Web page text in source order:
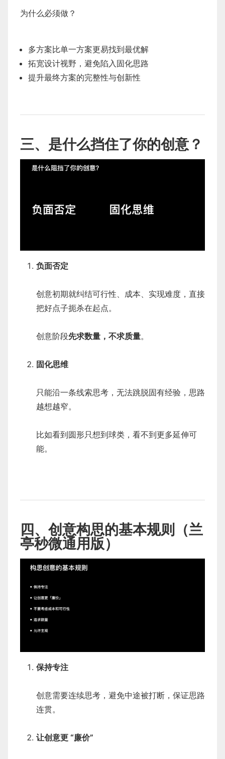
为什么必须做？
多方案比单一方案更易找到最优解
拓宽设计视野，避免陷入固化思路
提升最终方案的完整性与创新性
三、是什么挡住了你的创意？
负面否定
创意初期就纠结可行性、成本、实现难度，直接
把好点子扼杀在起点。
创意阶段先求数量，不求质量。
固化思维
只能沿一条线索思考，无法跳脱固有经验，思路
越想越窄。
比如看到圆形只想到球类，看不到更多延伸可
能。
四、创意构思的基本规则（兰
亭秒微通用版）
保持专注
创意需要连续思考，避免中途被打断，保证思路
连贯。
让创意更 “廉价”